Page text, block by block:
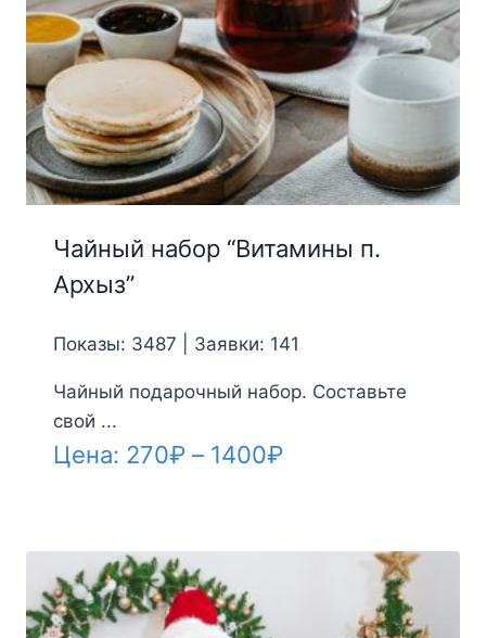
Чайный набор “Витамины п.
Архыз”
Показы: 3487 | Заявки: 141
Чайный подарочный набор. Составьте
свой ...
Цена: 270₽ – 1400₽Диапазон